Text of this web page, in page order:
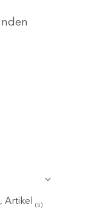
Artikel (5)